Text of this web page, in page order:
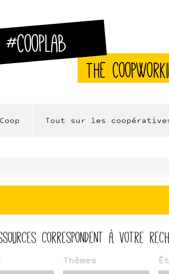
#CoopLab
The
Tout sur les
correspondent à votre
Thèmes